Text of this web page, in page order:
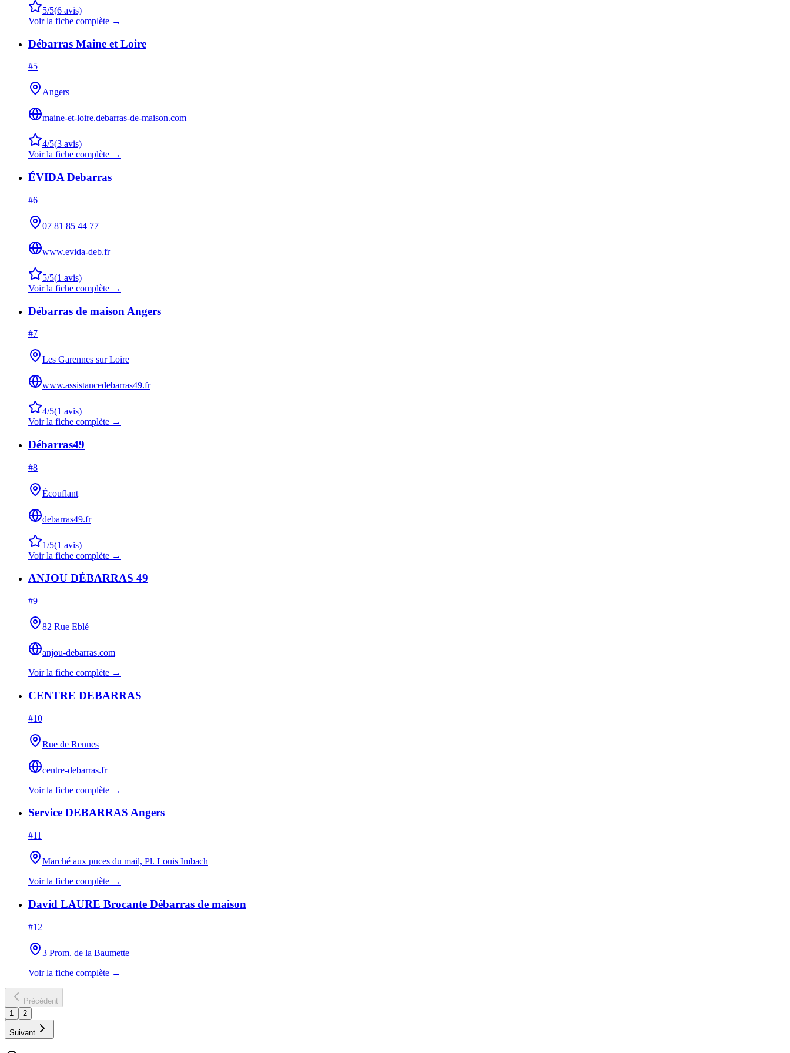
5/5(6 avis)
Voir la fiche complète →
Débarras Maine et Loire
#5
Angers
maine-et-loire.debarras-de-maison.com
4/5(3 avis)
Voir la fiche complète →
ÉVIDA Debarras
#6
07 81 85 44 77
www.evida-deb.fr
5/5(1 avis)
Voir la fiche complète →
Débarras de maison Angers
#7
Les Garennes sur Loire
www.assistancedebarras49.fr
4/5(1 avis)
Voir la fiche complète →
Débarras49
#8
Écouflant
debarras49.fr
1/5(1 avis)
Voir la fiche complète →
ANJOU DÉBARRAS 49
#9
82 Rue Eblé
anjou-debarras.com
Voir la fiche complète →
CENTRE DEBARRAS
#10
Rue de Rennes
centre-debarras.fr
Voir la fiche complète →
Service DEBARRAS Angers
#11
Marché aux puces du mail, Pl. Louis Imbach
Voir la fiche complète →
David LAURE Brocante Débarras de maison
#12
3 Prom. de la Baumette
Voir la fiche complète →
Précédent
1
2
Suivant